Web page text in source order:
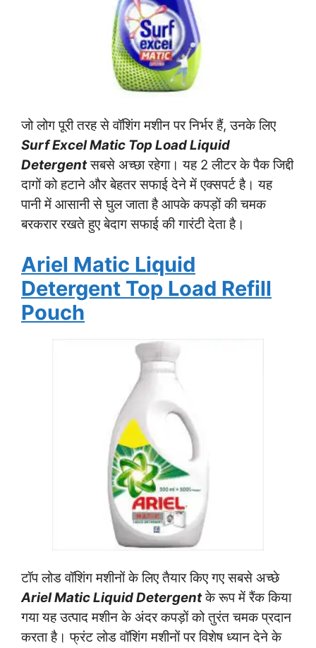
जो लोग पूरी तरह से वॉशिंग मशीन पर निर्भर हैं, उनके लिए
Surf Excel Matic Top Load Liquid
Detergent सबसे अच्छा रहेगा। यह 2 लीटर के पैक जिद्दी
दागों को हटाने और बेहतर सफाई देने में एक्सपर्ट है। यह
पानी में आसानी से घुल जाता है आपके कपड़ों की चमक
बरकरार रखते हुए बेदाग सफाई की गारंटी देता है।
Ariel Matic Liquid
Detergent Top Load Refill
Pouch
टॉप लोड वॉशिंग मशीनों के लिए तैयार किए गए सबसे अच्छे
Ariel Matic Liquid Detergentके रूप में रैंक किया
गया यह उत्पाद मशीन के अंदर कपड़ों को तुरंत चमक प्रदान
करता है। फ्रंट लोड वॉशिंग मशीनों पर विशेष ध्यान देने के